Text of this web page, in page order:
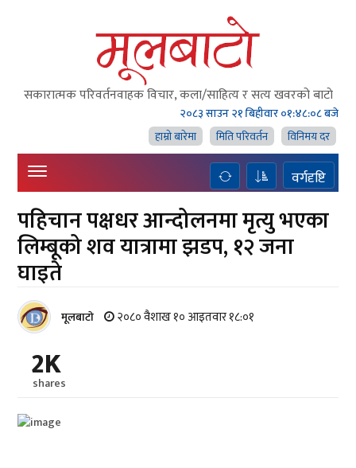
सकारात्मक परिवर्तनवाहक विचार, कला/साहित्य र सत्य खवरको बाटाे
२०८३ साउन २१ बिहीवार०१:४८:०९ बजे
हाम्राे बारेमा
मिति परिवर्तन विनिमय दर
वर्गदृष्टि
पहिचान पक्षधर आन्दोलनमा मृत्यु भएका
लिम्बूको शव यात्रामा झडप, १२ जना
घाइते
मूलबाटाे २०८० वैशाख १० आइतवार १८:०१
2K
shares